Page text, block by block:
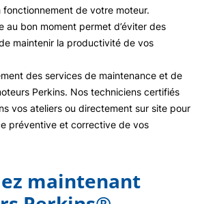
de votre moteur.
au bon moment permet d’éviter des
maintenir la productivité de vos
des services de maintenance et de
Perkins. Nos techniciens certifiés
vos ateliers ou directement sur site pour
préventive et corrective de vos
maintenant